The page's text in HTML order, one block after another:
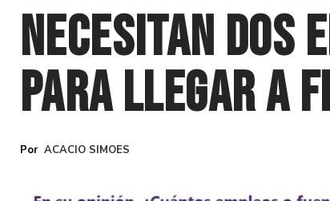
necesitan dos
para llegar a
ACACIO SIMOES